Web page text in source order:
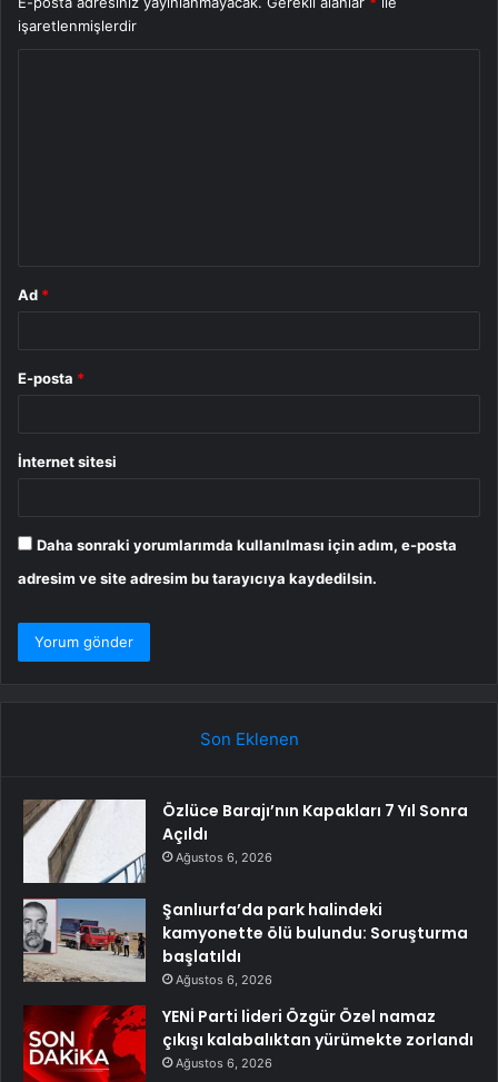
işaretlenmişlerdir
Ad *
E-posta *
İnternet sitesi
Daha sonraki yorumlarımda kullanılması için adım, e-posta
adresim ve site adresim bu tarayıcıya kaydedilsin.
Son Eklenen
Özlüce Barajı’nın Kapakları 7 Yıl Sonra
Açıldı
Ağustos 6, 2026
Şanlıurfa’da park halindeki
kamyonette ölü bulundu: Soruşturma
başlatıldı
Ağustos 6, 2026
YENİ Parti lideri Özgür Özel namaz
çıkışı kalabalıktan yürümekte zorlandı
Ağustos 6, 2026